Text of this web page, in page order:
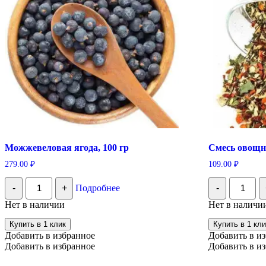
Можжевеловая ягода, 100 гр
279.00 ₽
-
Количество
Можжевеловая
ягода,
100
гр
+
Подробнее
Нет в наличии
Купить в 1 клик
Добавить в избранное
Добавить в избранное
Смесь
109.00₽
-
Смесь
овощная
ассорти,
100
гр
Нет в
Купить в 1
Добавить в
Добавить в